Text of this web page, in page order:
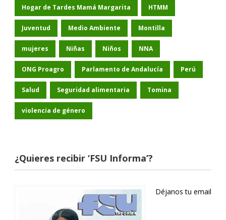
Hogar de Tardes Mamá Margarita HTMM
Juventud Medio Ambiente Montilla
mujeres Niñas Niños NNA
ONG Proagro Parlamento de Andalucía Perú
Salud Seguridad alimentaria Tomina
violencia de género
¿Quieres recibir ‘FSU Informa’?
Déjanos tu email